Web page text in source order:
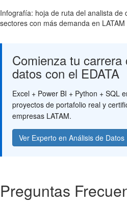
Infografía: hoja de ruta del analista
sectores con más demanda en LATAM
Comienza tu
datos con el EDATA
Excel + Power BI + Python + SQL
proyectos de portafolio real y
empresas LATAM.
Ver Experto en Análisis de
Preguntas